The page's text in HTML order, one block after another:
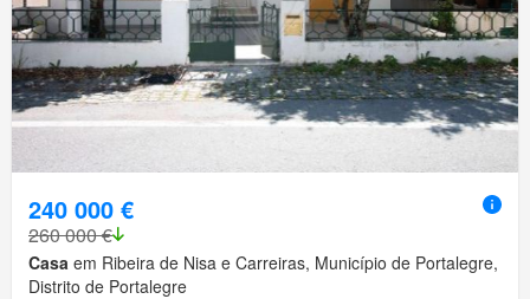
240 000 €
260 000 €
Casa em Ribeira de Nisa e Carreiras, Município de Portalegre,
Distrito de Portalegre